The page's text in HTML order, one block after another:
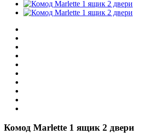
Комод Marlette 1 ящик 2 двери